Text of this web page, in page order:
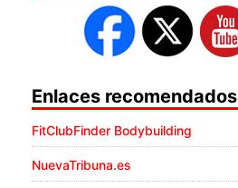
Enlaces recomendados
FitClubFinder Bodybuilding
NuevaTribuna.es